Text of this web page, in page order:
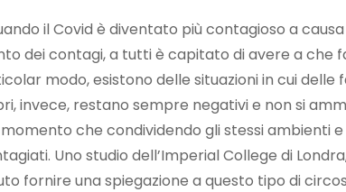
il Covid è diventato più contagioso a
dei contagi, a tutti è capitato di avere a che
modo, esistono delle situazioni in cui delle
invece, restano sempre negativi e non si
che condividendo gli stessi ambienti e
Uno studio dell’Imperial College di
fornire una spiegazione a questo tipo di